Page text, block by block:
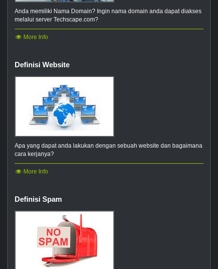
Anda memiliki Nama Domain? Ingin nama domain anda dapat diakses
melalui server Techscape.com?
More Info
Definisi Website
Apa yang dapat anda lakukan dengan sebuah website dan bagaimana
cara kerjanya?
More Info
Definisi Spam